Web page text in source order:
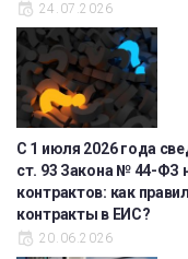
24.07.2026
С 1 июля 2026 года
ст. 93 Закона № 44-ФЗ
контрактов: как
контракты в ЕИС?
20.06.2026